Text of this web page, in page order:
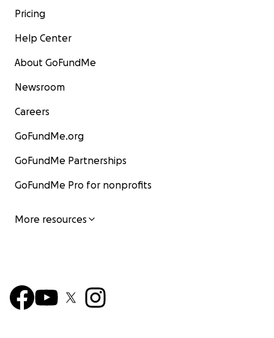
Pricing
Help Center
About GoFundMe
Newsroom
Careers
GoFundMe.org
GoFundMe Partnerships
GoFundMe Pro for nonprofits
More resources